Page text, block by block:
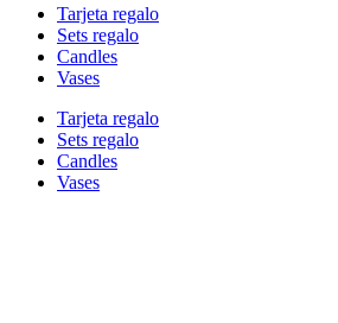
Tarjeta regalo
Sets regalo
Candles
Vases
Tarjeta regalo
Sets regalo
Candles
Vases